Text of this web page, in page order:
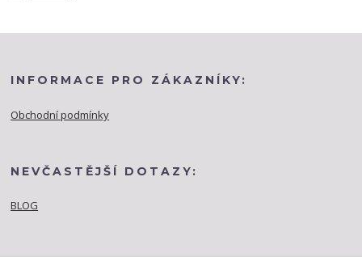
INFORMACE PRO ZÁKAZNÍKY:
Obchodní podmínky
NEVČASTĚJŠÍ DOTAZY:
BLOG